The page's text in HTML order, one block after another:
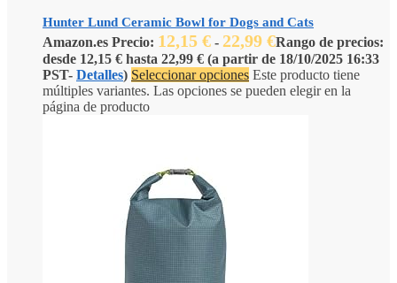
Hunter Lund Ceramic Bowl for Dogs and Cats
Amazon.es Precio: 12,15 € - 22,99 €Rango de precios:
desde 12,15 € hasta 22,99 € (a partir de 18/10/2025 16:33
PST- Detalles) Seleccionar opciones Este producto tiene
múltiples variantes. Las opciones se pueden elegir en la
página de producto